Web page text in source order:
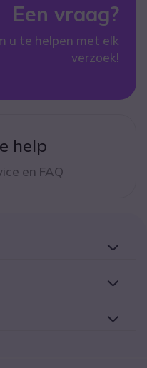
Een vraag?
u te helpen met elk
verzoek!
help
en FAQ